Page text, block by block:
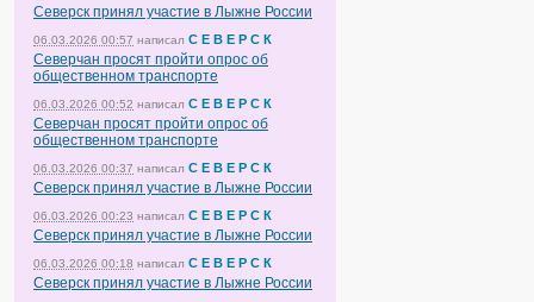
Северск принял участие в Лыжне России
06.03.2026 00:57 написал С Е В Е Р С К
Северчан просят пройти опрос об
общественном транспорте
06.03.2026 00:52 написал С Е В Е Р С К
Северчан просят пройти опрос об
общественном транспорте
06.03.2026 00:37 написал С Е В Е Р С К
Северск принял участие в Лыжне России
06.03.2026 00:23 написал С Е В Е Р С К
Северск принял участие в Лыжне России
06.03.2026 00:18 написал С Е В Е Р С К
Северск принял участие в Лыжне России